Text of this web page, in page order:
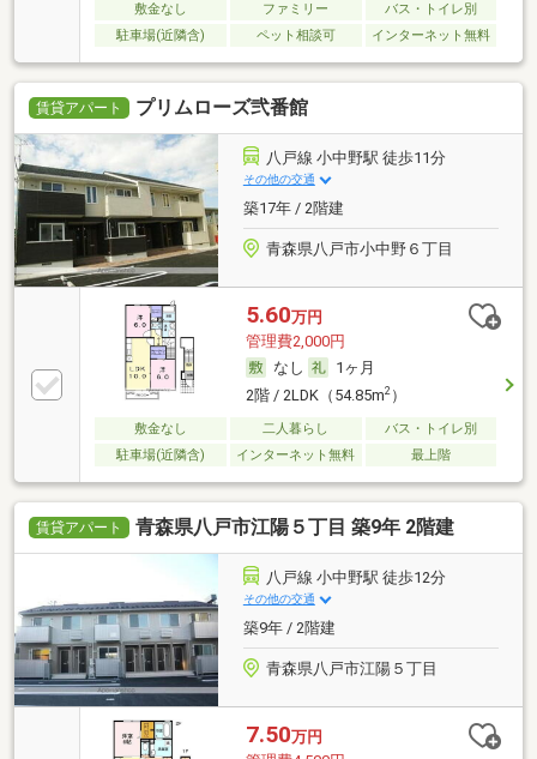
敷金なし ファミリー
バス・トイレ別
駐車場(近隣含)
ペット相談可 インターネット無料
賃貸アパート プリムローズ弐番館
八戸線 小中野駅 徒歩11分
その他の交通
築17年 / 2階建
青森県八戸市小中野６丁目
5.60万円
管理費2,000円
なし
1ヶ月
2階 / 2LDK（54.85m2）
敷金なし 二人暮らし
バス・トイレ別
駐車場(近隣含)
インターネット無料 最上階
賃貸アパート 青森県八戸市江陽５丁目 築9年 2階建
八戸線 小中野駅 徒歩12分
その他の交通
築9年 / 2階建
青森県八戸市江陽５丁目
7.50万円